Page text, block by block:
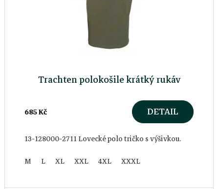
Trachten polokošile krátký rukáv
685 Kč DETAIL
13-128000-2711 Lovecké polo tričko s výšivkou.
M
L XL XXL 4XL XXXL